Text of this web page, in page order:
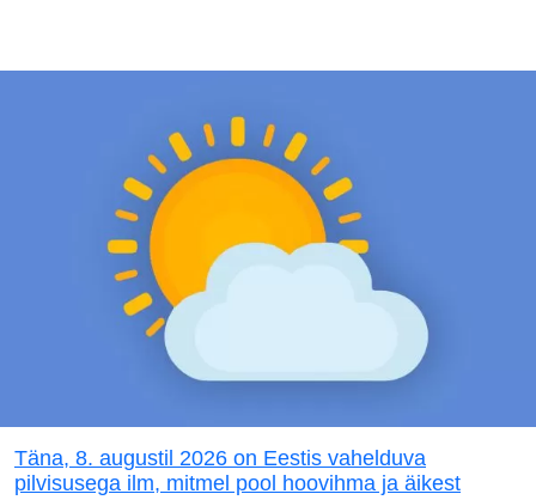
Täna, 8. augustil 2026 on Eestis vahelduva
pilvisusega ilm, mitmel pool hoovihma ja äikest